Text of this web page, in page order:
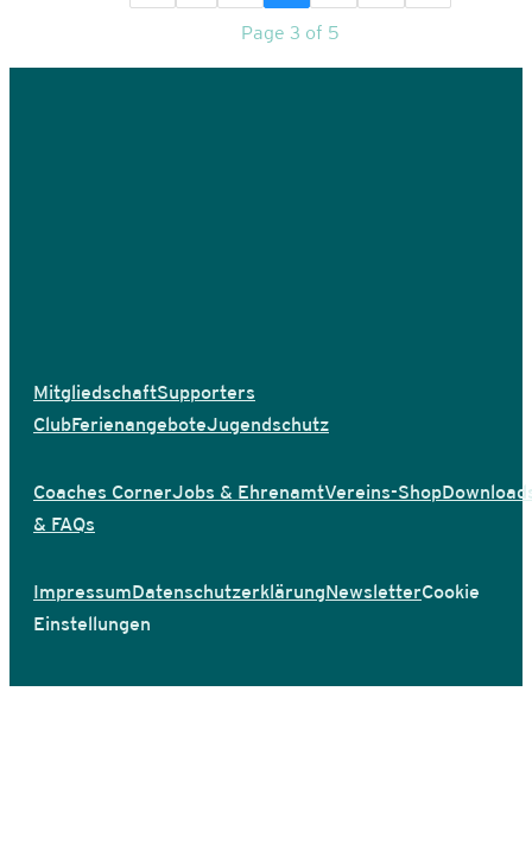
Page 3 of 5
MitgliedschaftSupporters
ClubFerienangeboteJugendschutz
Coaches CornerJobs & EhrenamtVereins-Shop
& FAQs
ImpressumDatenschutzerklärungNewsletterCookie
Einstellungen